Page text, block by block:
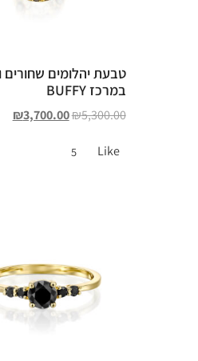
טבעת יהלומים שחורים
במרכז BUFFY
₪5,300.00
₪3,700.00
Like
5